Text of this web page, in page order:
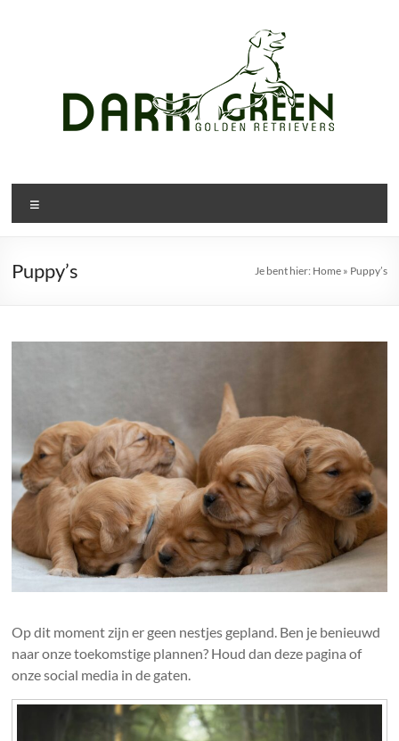
Puppy’s Je bent hier: Home» Puppy’s
Op dit moment zijn er geen nestjes gepland. Ben je benieuwd
naar onze toekomstige plannen? Houd dan deze pagina of
onze social media in de gaten.